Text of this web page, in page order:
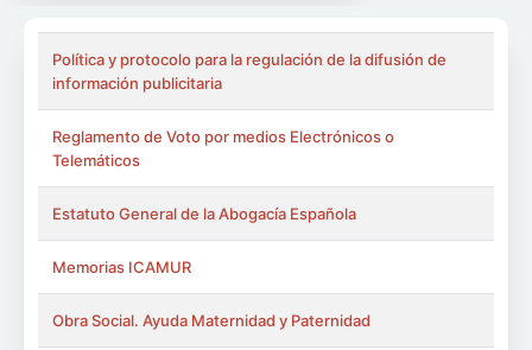
Política y protocolo para la regulación de la difusión de
información publicitaria
Reglamento de Voto por medios Electrónicos o
Telemáticos
Estatuto General de la Abogacía Española
Memorias ICAMUR
Obra Social. Ayuda Maternidad y Paternidad